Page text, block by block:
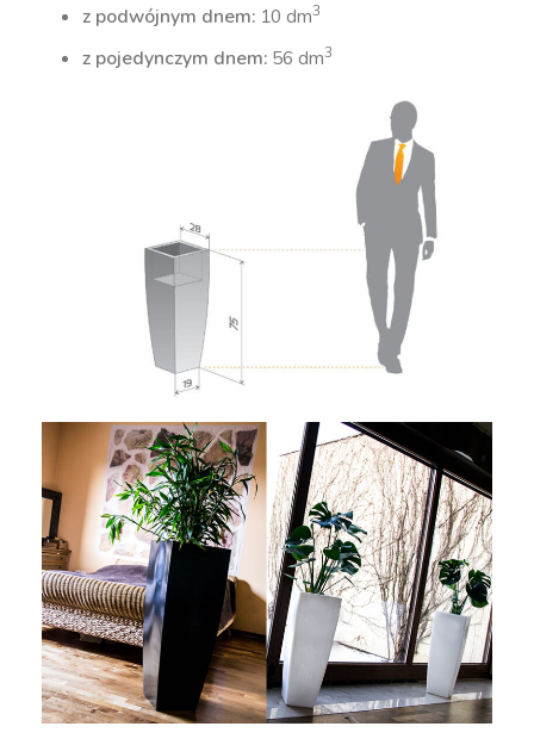
z podwójnym dnem: 10 dm3
z pojedynczym dnem: 56 dm3